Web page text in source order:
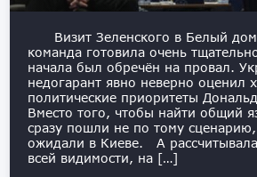
Визит Зеленского в Белый
команда готовила очень
начала был обречён на провал.
недогарант явно неверно оценил
политические приоритеты
Вместо того, чтобы найти общий
сразу пошли не по тому
ожидали в Киеве. А
всей видимости, на […]